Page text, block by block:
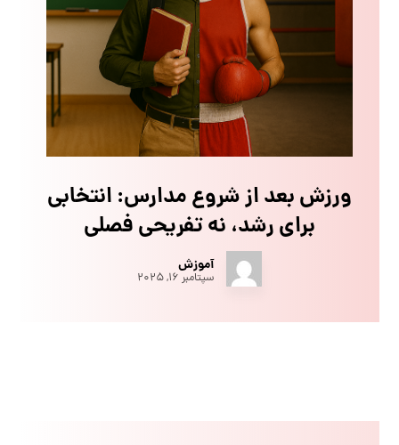
ورزش بعد از شروع مدارس: انتخابی
برای رشد، نه تفریحی فصلی
آموزش
سپتامبر ۱۶, ۲۰۲۵